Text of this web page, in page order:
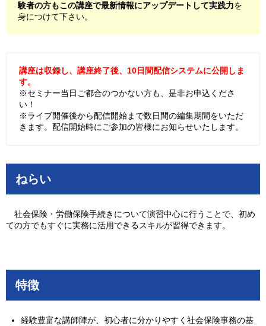
験者の方もこの講座で最新情報にアップデートして実践力を
身につけて下さい。
講座は収録し、講座終了後、10日間配信システムに公開しま
す。
※セミナー当日ご都合のつかない方も、是非お申込くださ
い！
※ライブ開催後から配信開始まで数日間の編集期間をいただ
きます。配信開始時にご参加の皆様にお知らせいたします。
ねらい
社会保険・労働保険手続きについて演習中心に行うことで、初め
ての方でもすぐに実務に活用できるスキルが習得できます。
特徴
経験豊富な講師陣が、初心者に分かりやすく社会保険事務の基